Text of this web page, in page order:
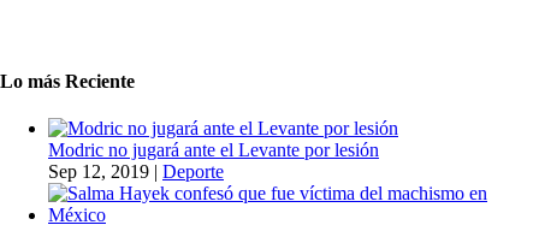
Lo más Reciente
Modric no jugará ante el Levante por lesión
Sep 12, 2019 | Deporte